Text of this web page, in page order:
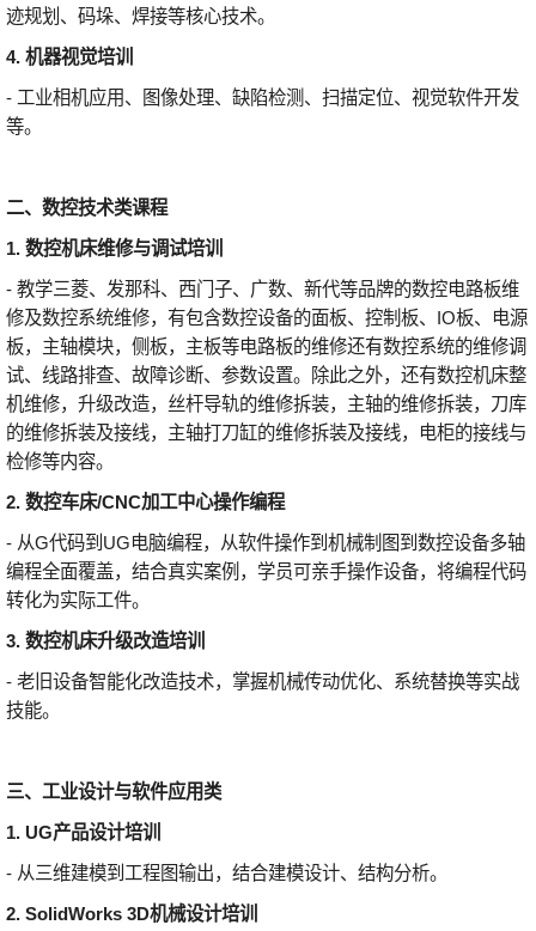
迹规划、码垛、焊接等核心技术。
4. 机器视觉培训
- 工业相机应用、图像处理、缺陷检测、扫描定位、视觉软件开发
等。
二、数控技术类课程
1. 数控机床维修与调试培训
- 教学三菱、发那科、西门子、广数、新代等品牌的数控电路板维
修及数控系统维修，有包含数控设备的面板、控制板、IO板、电源
板，主轴模块，侧板，主板等电路板的维修还有数控系统的维修调
试、线路排查、故障诊断、参数设置。除此之外，还有数控机床整
机维修，升级改造，丝杆导轨的维修拆装，主轴的维修拆装，刀库
的维修拆装及接线，主轴打刀缸的维修拆装及接线，电柜的接线与
检修等内容。
2. 数控车床/CNC加工中心操作编程
- 从G代码到UG电脑编程，从软件操作到机械制图到数控设备多轴
编程全面覆盖，结合真实案例，学员可亲手操作设备，将编程代码
转化为实际工件。
3. 数控机床升级改造培训
- 老旧设备智能化改造技术，掌握机械传动优化、系统替换等实战
技能。
三、工业设计与软件应用类
1. UG产品设计培训
- 从三维建模到工程图输出，结合建模设计、结构分析。
2. SolidWorks 3D机械设计培训